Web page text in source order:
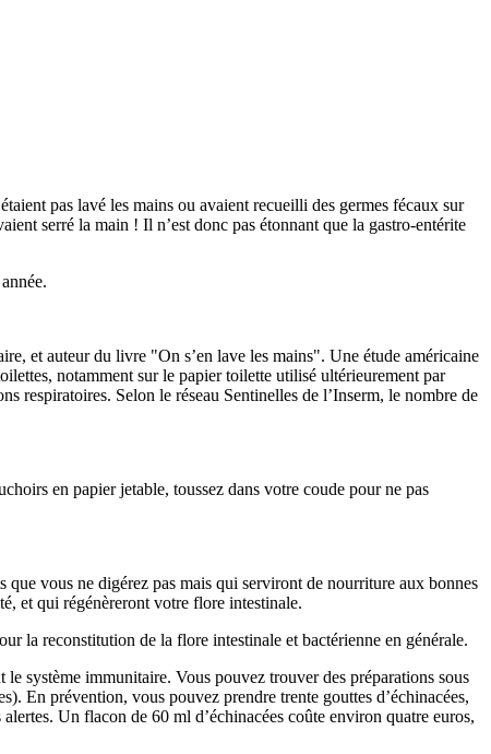
pas lavé les mains ou avaient recueilli des germes fécaux sur
serré la main ! Il n’est donc pas étonnant que la gastro-entérite
et auteur du livre "On s’en lave les mains". Une étude américaine
notamment sur le papier toilette utilisé ultérieurement par
respiratoires. Selon le réseau Sentinelles de l’Inserm, le nombre de
en papier jetable, toussez dans votre coude pour ne pas
vous ne digérez pas mais qui serviront de nourriture aux bonnes
et qui régénèreront votre flore intestinale.
la reconstitution de la flore intestinale et bactérienne en générale.
le système immunitaire. Vous pouvez trouver des préparations sous
En prévention, vous pouvez prendre trente gouttes d’échinacées,
Un flacon de 60 ml d’échinacées coûte environ quatre euros,